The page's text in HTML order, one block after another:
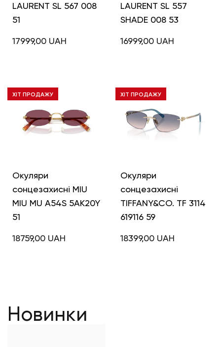
LAURENT SL 567 008
51
17999,00 UAH
LAURENT SL 557
SHADE 008 53
16999,00 UAH
ХІТ ПРОДАЖУ
Окуляри
сонцезахисні MIU
MIU MU A54S 5AK20Y
51
18759,00 UAH
ХІТ ПРОДАЖУ
Окуляри
сонцезахисні
TIFFANY&CO. TF 3114
619116 59
18399,00 UAH
Новинки